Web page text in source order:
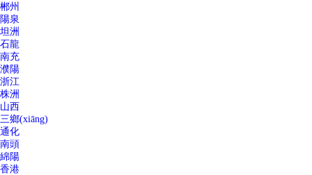
郴州
陽泉
坦洲
石龍
南充
濮陽
浙江
株洲
山西
三鄉(xiāng)
通化
南頭
綿陽
香港